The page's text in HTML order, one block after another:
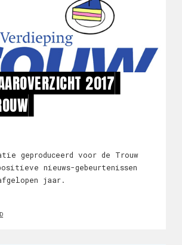
2017
geproduceerd voor de Trouw
nieuws-gebeurtenissen
jaar.